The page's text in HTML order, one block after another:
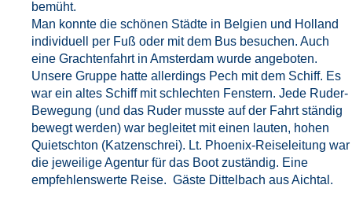
bemüht.
Man konnte die schönen Städte in Belgien und Holland
individuell per Fuß oder mit dem Bus besuchen. Auch
eine Grachtenfahrt in Amsterdam wurde angeboten.
Unsere Gruppe hatte allerdings Pech mit dem Schiff. Es
war ein altes Schiff mit schlechten Fenstern. Jede Ruder-
Bewegung (und das Ruder musste auf der Fahrt ständig
bewegt werden) war begleitet mit einen lauten, hohen
Quietschton (Katzenschrei). Lt. Phoenix-Reiseleitung war
die jeweilige Agentur für das Boot zuständig. Eine
empfehlenswerte Reise. Gäste Dittelbach aus Aichtal.